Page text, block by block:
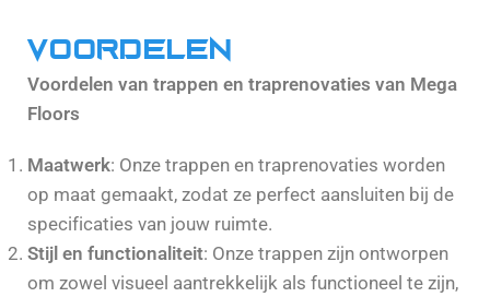
Voordelen
Voordelen van trappen en traprenovaties van Mega
Floors
Maatwerk: Onze trappen en traprenovaties worden
op maat gemaakt, zodat ze perfect aansluiten bij de
specificaties van jouw ruimte.
Stijl en functionaliteit: Onze trappen zijn ontworpen
om zowel visueel aantrekkelijk als functioneel te zijn,